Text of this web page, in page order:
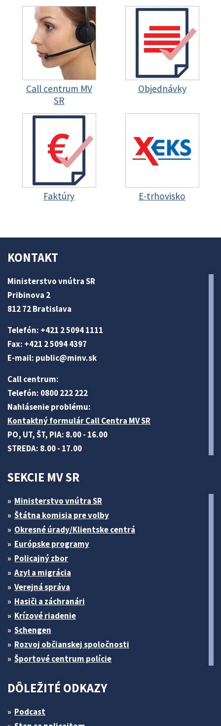
Call centrum MV
SR
Objednávky
Faktúry E-trhovisko
KONTAKT
Ministerstvo vnútra SR
Pribinova 2
812 72 Bratislava
Telefón: +421 2 5094 1111
Fax: +421 2 5094 4397
E-mail: public@minv.sk
Call centrum:
Telefón: 0800 222 222
Nahlásenie problému:
Kontaktný formulár Call Centra MV SR
PO, UT, ŠT, PIA: 8.00 - 16.00
STREDA: 8.00 - 17.00
SEKCIE MV SR
Ministerstvo vnútra SR
Štátna komisia pre volby
Okresné úrady/Klientske centrá
Európske programy
Policajný zbor
Azyl a migrácia
Verejná správa
Hasiči a záchranári
Krízové riadenie
Schengen
Rozvoj občianskej spoločnosti
Športové centrum polície
DÔLEŽITÉ ODKAZY
Podcast